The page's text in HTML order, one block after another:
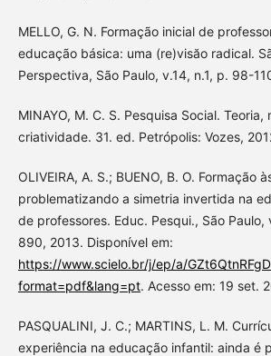
MELLO, G. N. Formação inicial de
educação básica: uma (re)visăo radical.
Perspectiva, São Paulo, v.14, n.1, p. 98-
MINAYO, M. C. S. Pesquisa Social. Teoria,
criatividade. 31. ed. Petrópolis: Vozes,
OLIVEIRA, A. S.; BUENO, B. O. Formação
problematizando a simetria invertida na
de professores. Educ. Pesqui., São
890, 2013. Disponível em:
https://www.scielo.br/j/ep/a/
format=pdf&lang=pt. Acesso em: 19 set.
PASQUALINI, J. C.; MARTINS, L. M.
experiência na educação infantil: ainda é